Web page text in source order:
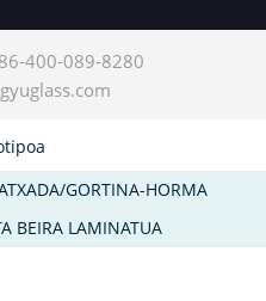
400-089-8280
GORTINA-HORMA
BEIRA LAMINATUA